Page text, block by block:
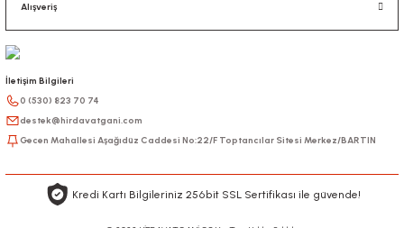
Alışveriş
İletişim Bilgileri
0 (530) 823 70 74
destek@hirdavatgani.com
Gecen Mahallesi Aşağıdüz Caddesi No:22/F Toptancılar Sitesi Merkez/BARTIN
Kredi Kartı Bilgileriniz 256bit SSL Sertifikası ile güvende!